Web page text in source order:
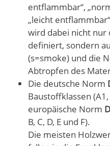
entflammbar“,
„leicht
wird dabei nicht
definiert, sondern
(s=smoke) und die
Abtropfen des
Die deutsche Norm
Baustoffklassen
europäische Norm
B, C, D, E und F).
Die meisten